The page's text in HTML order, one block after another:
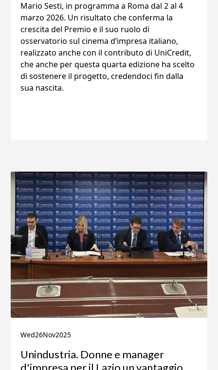
Mario Sesti, in programma a Roma dal 2 al 4
marzo 2026. Un risultato che conferma la
crescita del Premio e il suo ruolo di
osservatorio sul cinema d’impresa italiano,
realizzato anche con il contributo di UniCredit,
che anche per questa quarta edizione ha scelto
di sostenere il progetto, credendoci fin dalla
sua nascita.
Wed26Nov2025
Unindustria. Donne e manager
d'impresa per il Lazio un vantaggio